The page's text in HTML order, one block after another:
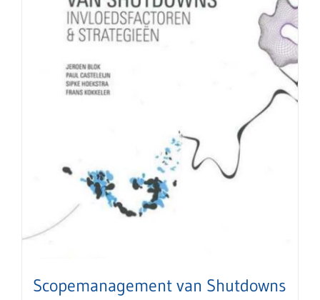
Scopemanagement van Shutdowns